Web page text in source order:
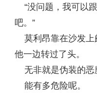
“没问题，我可以
吧。”
莫利昂靠在沙发上
他一边转过了头。
无非就是伪装的恶
能有多危险呢。